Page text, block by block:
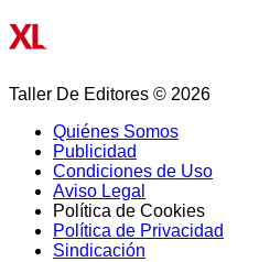
Taller De Editores © 2026
Quiénes Somos
Publicidad
Condiciones de Uso
Aviso Legal
Política de Cookies
Política de Privacidad
Sindicación